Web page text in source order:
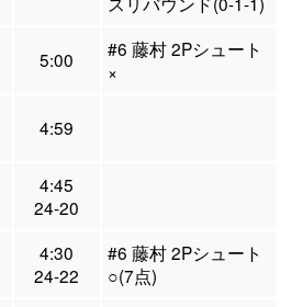
5:00
#6 藤村 2Pシュート
×
4:59
4:45
24-20
4:30
24-22
#6 藤村 2Pシュート
○(7点)